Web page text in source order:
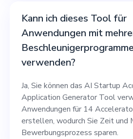
Kann ich dieses Tool für
Anwendungen mit
verwenden?
Ja, Sie können das AI Startup
Application Generator Tool
Anwendungen für 14
erstellen, wodurch Sie Zeit und
Bewerbungsprozess sparen.